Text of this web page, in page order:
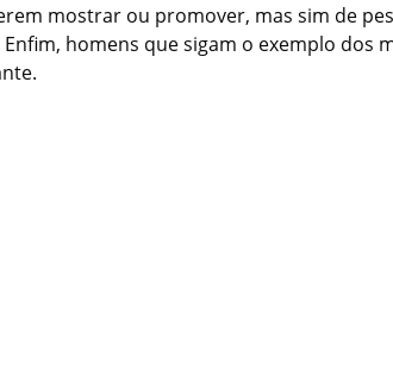
mostrar ou promover, mas sim de
homens que sigam o exemplo dos